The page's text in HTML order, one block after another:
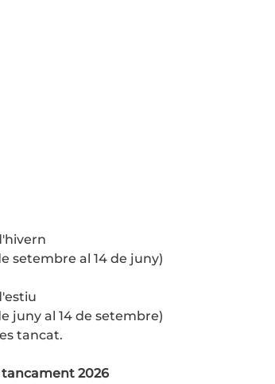
setembre al 14 de juny)
juny al 14 de setembre)
tancat.
tancament 2026